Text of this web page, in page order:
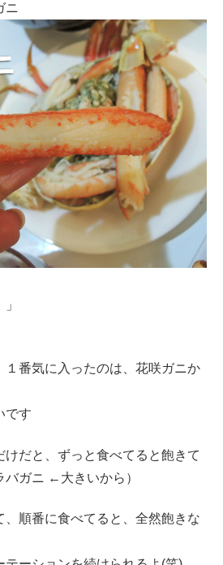
ニ
１番気に入ったのは、花咲ガニか
です
けだと、ずっと食べてると飽きて
バガニ ←大きいから）
、順番に食べてると、全然飽きな